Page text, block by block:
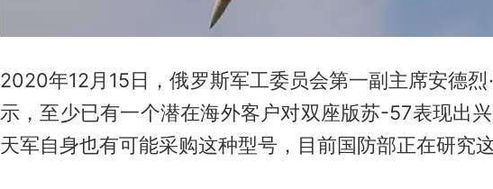
2020年12月15日，俄罗斯军工委员会第一副主席安德烈
示，至少已有一个潜在海外客户对双座版苏-57表现出
天军自身也有可能采购这种型号，目前国防部正在研究这